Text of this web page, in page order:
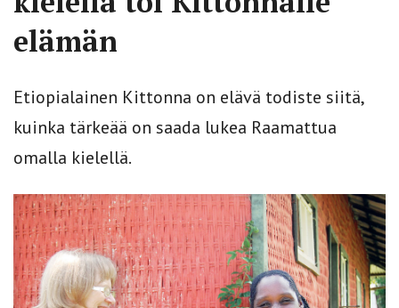
elämän
Etiopialainen Kittonna on elävä todiste siitä,
kuinka tärkeää on saada lukea Raamattua
omalla kielellä.